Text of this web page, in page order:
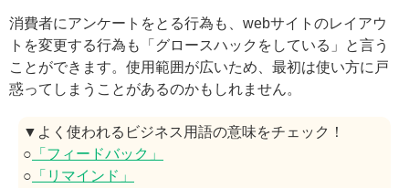
消費者にアンケートをとる行為も、webサイトのレイアウ
トを変更する行為も「グロースハックをしている」と言う
ことができます。使用範囲が広いため、最初は使い方に戸
惑ってしまうことがあるのかもしれません。
▼よく使われるビジネス用語の意味をチェック！
○ 「フィードバック」
○ 「リマインド」